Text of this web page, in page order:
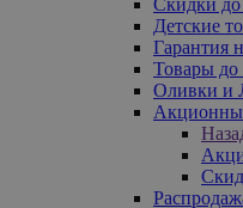
Детские
Гарантия
Товары до
Оливки и